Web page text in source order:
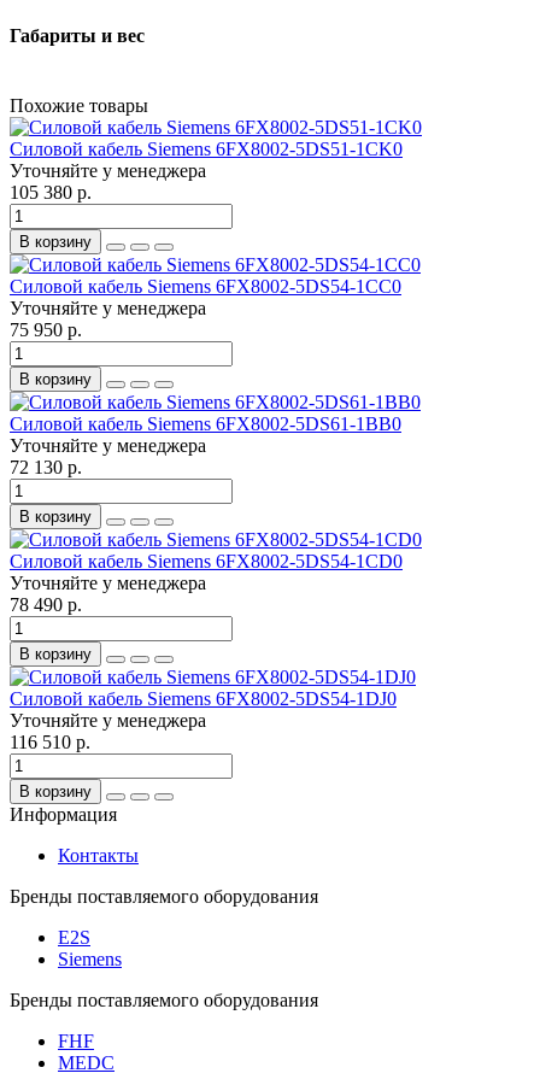
Габариты и вес
Похожие товары
Силовой кабель Siemens 6FX8002-5DS51-1CK0
Уточняйте у менеджера
105 380 р.
В корзину
Силовой кабель Siemens 6FX8002-5DS54-1CC0
Уточняйте у менеджера
75 950 р.
В корзину
Силовой кабель Siemens 6FX8002-5DS61-1BB0
Уточняйте у менеджера
72 130 р.
В корзину
Силовой кабель Siemens 6FX8002-5DS54-1CD0
Уточняйте у менеджера
78 490 р.
В корзину
Силовой кабель Siemens 6FX8002-5DS54-1DJ0
Уточняйте у менеджера
116 510 р.
В корзину
Информация
Контакты
Бренды поставляемого оборудования
E2S
Siemens
Бренды поставляемого оборудования
FHF
MEDC